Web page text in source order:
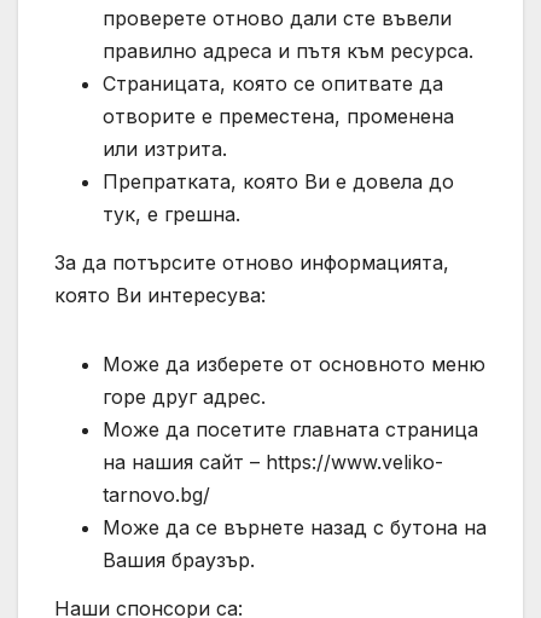
проверете отново дали сте въвели
правилно адреса и пътя към ресурса.
Страницата, която се опитвате да
отворите е преместена, променена
или изтрита.
Препратката, която Ви е довела до
тук, е грешна.
За да потърсите отново информацията,
която Ви интересува:
Може да изберете от основното меню
горе друг адрес.
Може да посетите главната страница
на нашия сайт – https://www.veliko-
tarnovo.bg/
Може да се върнете назад с бутона на
Вашия браузър.
Наши спонсори са: